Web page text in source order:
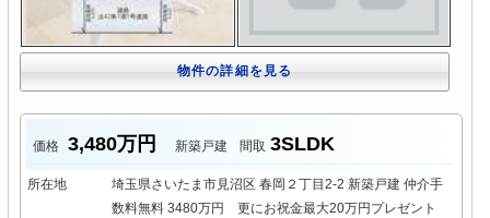
物件の詳細を見る
価格 3,480万円 新築戸建 間取 3SLDK
所在地
埼玉県さいたま市見沼区 春岡２丁目2-2 新築戸建 仲介手
数料無料 3480万円 更にお祝金最大20万円プレゼント